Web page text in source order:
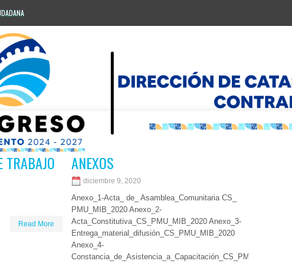
TRABAJO
Read More
ANEXOS
diciembre 9, 2020
Anexo_1-Acta_ de_ Asamblea_Comunitaria CS_
PMU_MIB_2020 Anexo_2-
Acta_Constitutiva_CS_PMU_MIB_2020 Anexo_3-
Entrega_material_difusión_CS_PMU_MIB_2020
Anexo_4-